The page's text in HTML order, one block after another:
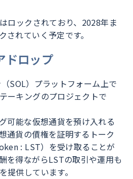
ロックされており、2028年ま
されていく予定です。
ロップ
SOL）プラットフォーム上で
ーキングのプロジェクトで
可能な仮想通貨を預け入れる
通貨の債権を証明するトーク
: LST）を受け取ることが
を得ながらLSTの取引や運用も
提供しています。